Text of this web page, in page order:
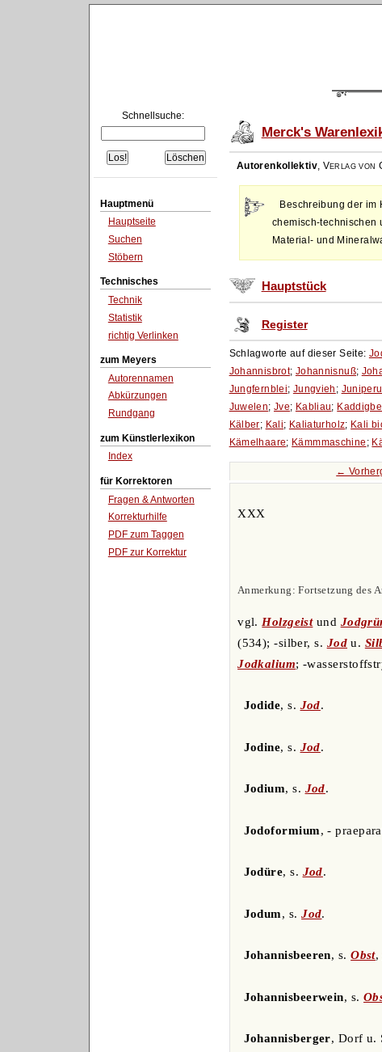
Schnellsuche:
Hauptmenü
Hauptseite
Suchen
Stöbern
Technisches
Technik
Statistik
richtig Verlinken
zum Meyers
Autorennamen
Abkürzungen
Rundgang
zum Künstlerlexikon
Index
für Korrektoren
Fragen & Antworten
Korrekturhilfe
PDF zum Taggen
PDF zur Korrektur
Merck's
Autorenkollektiv, Verlag von
Beschreibung der im
chemisch-technischen
Material- und
Hauptstück
Register
Schlagworte auf dieser Seite:
Johannisbrot; Johannisnuß;
Jungfernblei; Jungvieh ;
Juwelen; Jve; Kabliau;
Kälber; Kali; Kaliaturholz; Kali
Kämelhaare; Kämmmaschine ;
←
XXX
Anmerkung: Fortsetzung des
vgl. Holzgeistund
(534); -silber, s. Jod u.
Jodkalium; -
Jodide, s. Jod.
Jodine, s. Jod.
Jodium, s. Jod.
Jodoformium, -
Jodüre, s. Jod.
Jodum, s.Jod.
Johannisbeeren, s.Obst,
Johannisbeerwein, s.
Johannisberger, Dorf u.